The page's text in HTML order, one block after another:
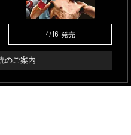
4/16 発売
のご案内